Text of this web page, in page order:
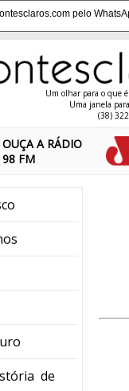
pelo
Um olhar para o que
Uma janela
(38)
OUÇA A RÁDIO
98 FM
de